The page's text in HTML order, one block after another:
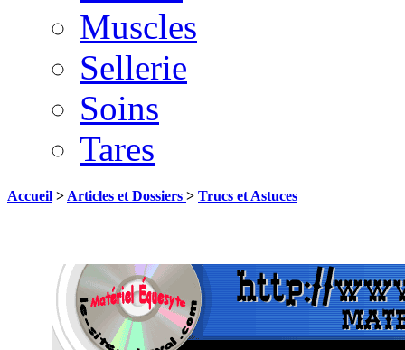
Muscles
Sellerie
Soins
Tares
Accueil > Articles et Dossiers > Trucs et Astuces